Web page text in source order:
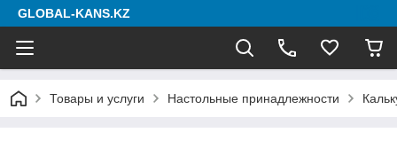
GLOBAL-KANS.KZ
Товары и услуги Настольные принадлежности